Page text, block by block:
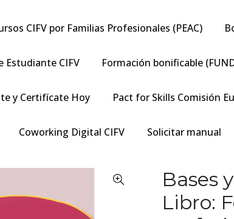
CIFV por Familias Profesionales (PEAC)
Estudiante CIFV Formación bonificable
y Certifícate Hoy Pact for Skills Comisión
Coworking Digital CIFV Solicitar manual
Bases
Libro: